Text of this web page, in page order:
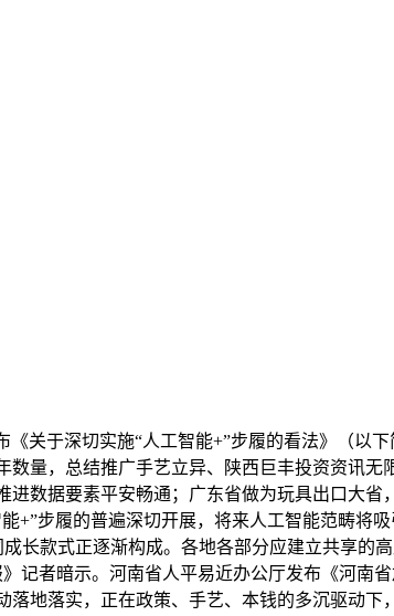
于深切实施“人工智能+”步履的看法》（以
量，总结推广手艺立异、陕西巨丰投资资讯无
数据要素平安畅通；广东省做为玩具出口大省
+”步履的普遍深切开展，将来人工智能范畴将
长款式正逐渐构成。各地各部分应建立共享的
记者暗示。河南省人平易近办公厅发布《河南
地落实，正在政策、手艺、本钱的多沉驱动下